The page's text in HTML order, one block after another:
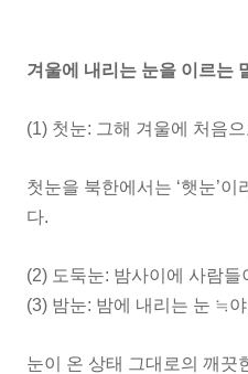
겨울에 내리는 눈을 이르는
(1) 첫눈: 그해 겨울에 처음
첫눈을 북한에서는 ‘햇눈’
다.
(2) 도둑눈: 밤사이에 사람
(3) 밤눈: 밤에 내리는 눈 ≒
눈이 온 상태 그대로의 깨끗